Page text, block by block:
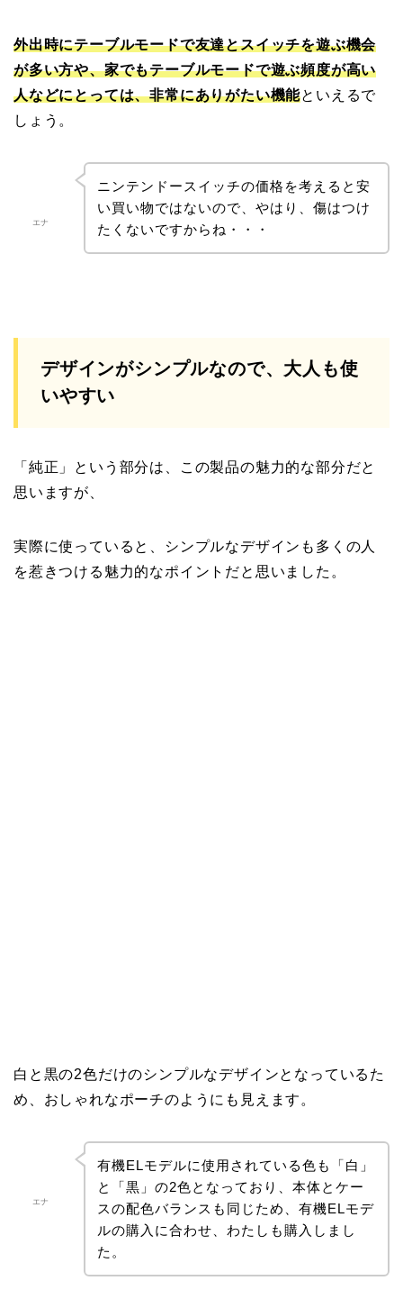
外出時にテーブルモードで友達とスイッチを遊ぶ機会
が多い方や、家でもテーブルモードで遊ぶ頻度が高い
人などにとっては、非常にありがたい機能といえるで
しょう。
エナ
ニンテンドースイッチの価格を考えると安
い買い物ではないので、やはり、傷はつけ
たくないですからね・・・
デザインがシンプルなので、大人も使
いやすい
「純正」という部分は、この製品の魅力的な部分だと
思いますが、
実際に使っていると、シンプルなデザインも多くの人
を惹きつける魅力的なポイントだと思いました。
白と黒の2色だけのシンプルなデザインとなっているた
め、おしゃれなポーチのようにも見えます。
エナ
有機ELモデルに使用されている色も「白」
と「黒」の2色となっており、本体とケー
スの配色バランスも同じため、有機ELモデ
ルの購入に合わせ、わたしも購入しまし
た。